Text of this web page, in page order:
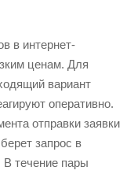
в интернет-
ценам. Для
вариант
оперативно.
отправки заявки
запрос в
В течение пары